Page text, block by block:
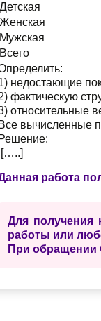
Детская
Женская
Мужская
Всего
недостающие
фактическую
относительные
Все вычисленные
Решение:
[…..]
работа
Для получения
работы или
При обращении